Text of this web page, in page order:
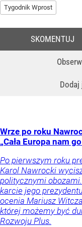
Tygodnik Wprost
Dodaj
SKOMENTUJ
Wrze po roku
„Cała Europa nam
Po pierwszym roku
Karol Nawrocki
politycznymi
karcie jego
ocenia Mariusz
której możemy być
Rozwoju Plus.